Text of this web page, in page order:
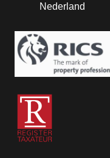
Nederland